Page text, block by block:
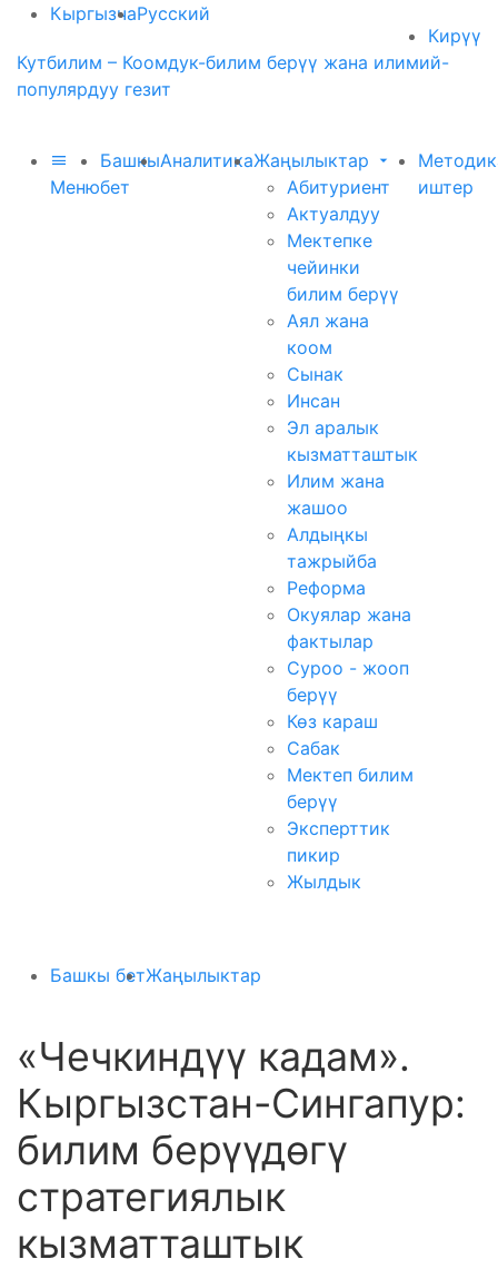
КыргызчаРусский
Кирүү
Кутбилим – Коомдук-билим берүү жана илимий-
популярдуу гезит
Меню
Башкы
бет
АналитикаЖаңылыктар
Абитуриент
Актуалдуу
Мектепке
чейинки
билим берүү
Аял жана
коом
Сынак
Инсан
Эл аралык
кызматташтык
Илим жана
жашоо
Алдыңкы
тажрыйба
Реформа
Окуялар жана
фактылар
Суроо - жооп
берүү
Көз караш
Сабак
Мектеп билим
берүү
Эксперттик
пикир
Жылдык
иштер
Башкы бетЖаңылыктар
«Чечкиндүү кадам».
Кыргызстан-Сингапур:
билим берүүдөгү
стратегиялык
кызматташтык